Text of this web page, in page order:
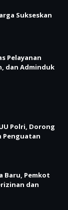
Sukseskan
Pelayanan
dan Adminduk
Polri, Dorong
Penguatan
Baru, Pemkot
dan